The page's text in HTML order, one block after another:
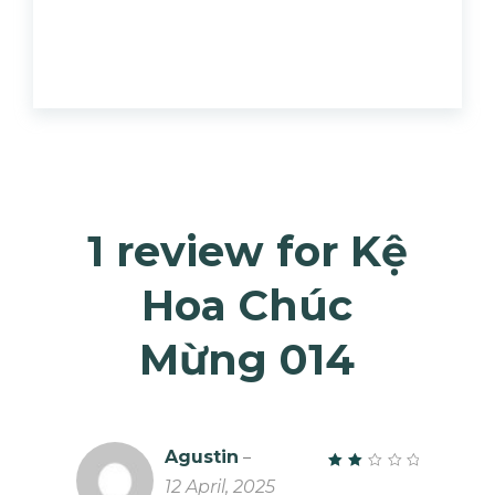
1 review for Kệ
Hoa Chúc
Mừng 014
Agustin –
12 April, 2025